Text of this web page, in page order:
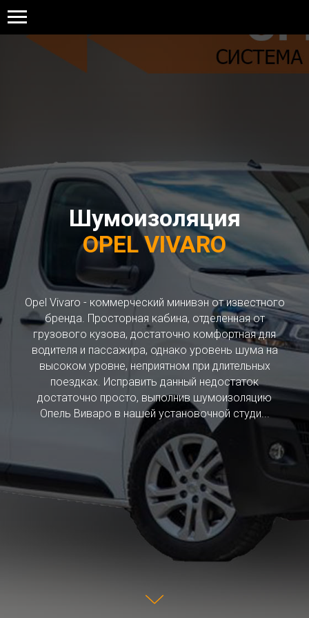
Шумоизоляция
OPEL VIVARO
Opel Vivaro - коммерческий минивэн от известного
бренда. Просторная кабина, отделенная от
грузового кузова, достаточно комфортная для
водителя и пассажира, однако уровень шума на
высоком уровне, неприятном при длительных
поездках. Исправить данный недостаток
достаточно просто, выполнив шумоизоляцию
Опель Виваро в нашей установочной студи...